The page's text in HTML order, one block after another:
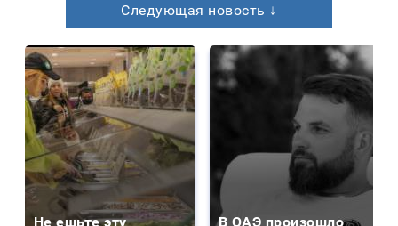
Следующая новость ↓
Не ешьте эту В ОАЭ произошло